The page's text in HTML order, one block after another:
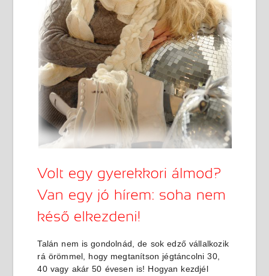
Talán nem is gondolnád, de sok edző vállalkozik
rá örömmel, hogy megtanítson jégtáncolni 30,
40 vagy akár 50 évesen is! Hogyan kezdjél